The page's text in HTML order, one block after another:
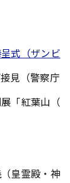
式（ザンビ
見（警察庁
「紅葉山（
皇霊殿・神